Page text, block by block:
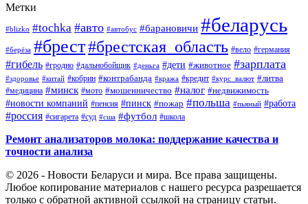
Метки
#blizko #tochka #авто #автобус #барановичи #беларусь
#берёза #брест#брестская_область #вело #германия
#гибель #гродно #дальнобойщик #деньга #дети #животное #зарплата
#здоровье #китай #кобрин #контрабанда #кража #кредит #курс_валют #литва
#медицина #минск #мото #мошенничество #налог #недвижимость
#новости компаний #пенсия #пинск #пожар #польша #пьяный #работа
#россия #сигарета #суд #сша #футбол #школа
Ремонт анализаторов молока: поддержание качества и
точности анализа
© 2026 - Новости Беларуси и мира. Все права защищены.
Любое копирование материалов с нашего ресурса разрешается
только с обратной активной ссылкой на страницу статьи.